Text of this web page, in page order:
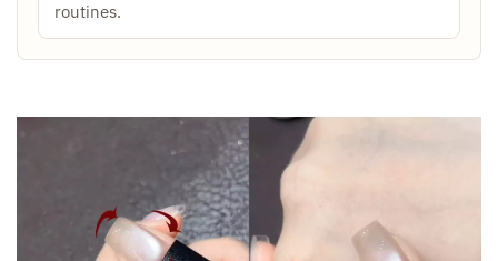
routines.